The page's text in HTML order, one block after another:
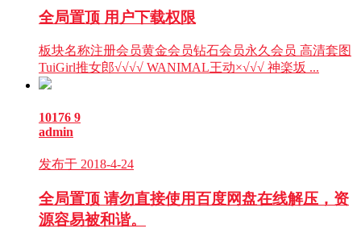
全局置顶 用户下载权限
板块名称注册会员黄金会员钻石会员永久会员 高清套图
TuiGirl推女郎√√√√ WANIMAL王动×√√√ 神楽坂 ...
10176 9
admin
发布于 2018-4-24
全局置顶 请勿直接使用百度网盘在线解压，资
源容易被和谐。